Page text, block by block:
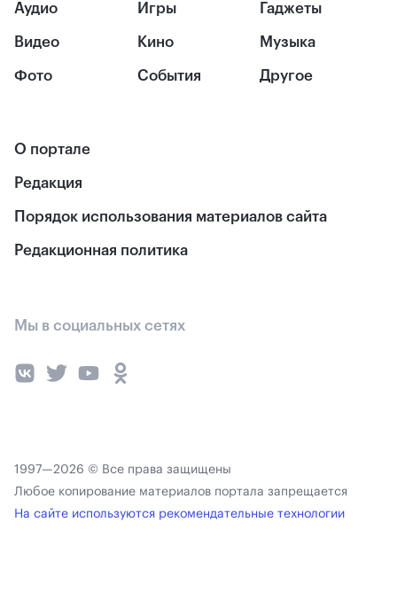
Аудио
Видео
Фото
Игры
Кино
События
Гаджеты
Музыка
Другое
О портале
Редакция
Порядок использования материалов сайта
Редакционная политика
Мы в социальных сетях
1997—2026 © Все права защищены
Любое копирование материалов портала запрещается
На сайте используются рекомендательные технологии